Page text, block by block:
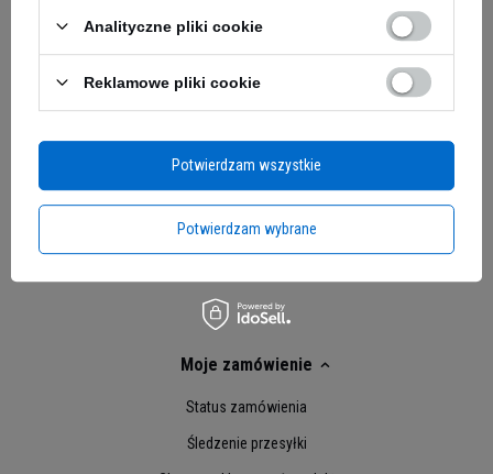
wysyłka dzisiaj
Moje zamówienie
Status zamówienia
Śledzenie przesyłki
Analityczne pliki cookie
Reklamowe pliki cookie
Potwierdzam wybrane
Potwierdzam wszystkie